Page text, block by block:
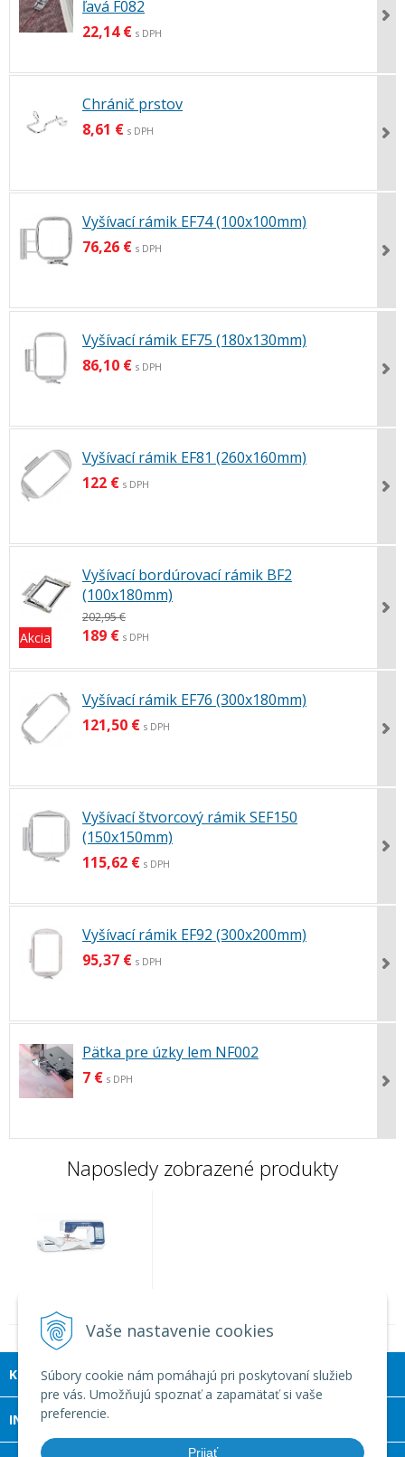
Vaše nastavenie cookies
Súbory cookie nám pomáhajú pri poskytovaní služieb
pre vás. Umožňujú spoznať a zapamätať si vaše
preferencie.
Prijať
ľavá F082
22,14 € s DPH
Chránič prstov
8,61 € s DPH
Vyšívací rámik EF74 (100x100mm)
76,26 € s DPH
Vyšívací rámik EF75 (180x130mm)
86,10 € s DPH
Vyšívací rámik EF81 (260x160mm)
122 € s DPH
Akcia
Vyšívací bordúrovací rámik BF2
(100x180mm)
202,95 €
189 € s DPH
Vyšívací rámik EF76 (300x180mm)
121,50 € s DPH
Vyšívací štvorcový rámik SEF150
(150x150mm)
115,62 € s DPH
Vyšívací rámik EF92 (300x200mm)
95,37 € s DPH
Pätka pre úzky lem NF002
7 € s DPH
Naposledy zobrazené produkty
Šijací a vyšívací stroj
Brother V5LE - Limited
Edition
KONTAKT
INFOLINKA